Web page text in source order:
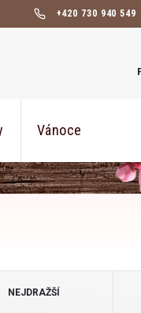
+420 730 940 549
Vánoce
NEJDRAŽŠÍ